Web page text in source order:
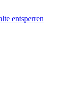
entsperren